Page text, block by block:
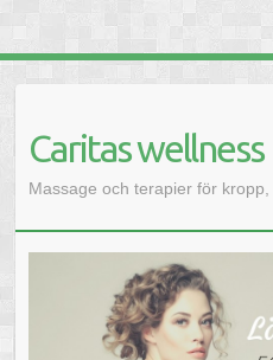
BEHANDLINGAR
AKTIVITETER
DRÖMTOLKNING
SJÄLVKÄNNEDOM - INRE SEENDE
LIVSKUNSKAP
Caritas wellness
Massage och terapier för